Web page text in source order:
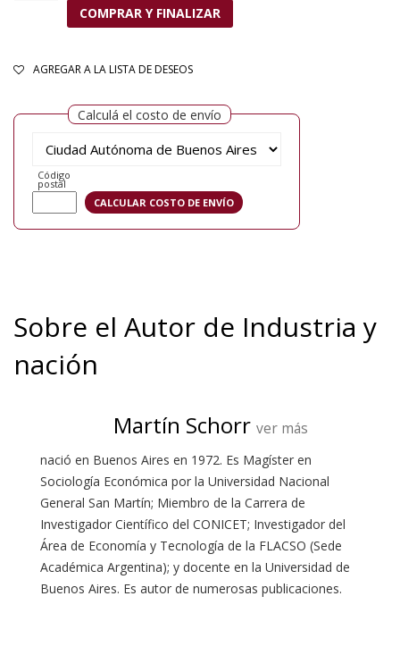
COMPRAR Y FINALIZAR
AGREGAR A LA LISTA DE DESEOS
Calculá el costo de envío
Código
postal
Sobre el Autor de Industria y
nación
Martín Schorr ver más
nació en Buenos Aires en 1972. Es Magíster en
Sociología Económica por la Universidad Nacional
General San Martín; Miembro de la Carrera de
Investigador Científico del CONICET; Investigador del
Área de Economía y Tecnología de la FLACSO (Sede
Académica Argentina); y docente en la Universidad de
Buenos Aires. Es autor de numerosas publicaciones.